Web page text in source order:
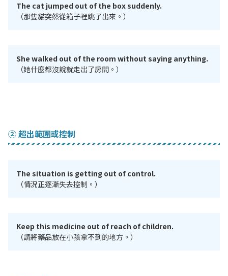
The cat jumped out of the box suddenly.
（那隻貓突然從箱子裡跳了出來。）
She walked out of the room without saying anything.
（她什麼都沒說就走出了房間。）
② 超出範圍或控制
The situation is getting out of control.
（情況正逐漸失去控制。）
Keep this medicine out of reach of children.
（請將藥品放在小孩拿不到的地方。）